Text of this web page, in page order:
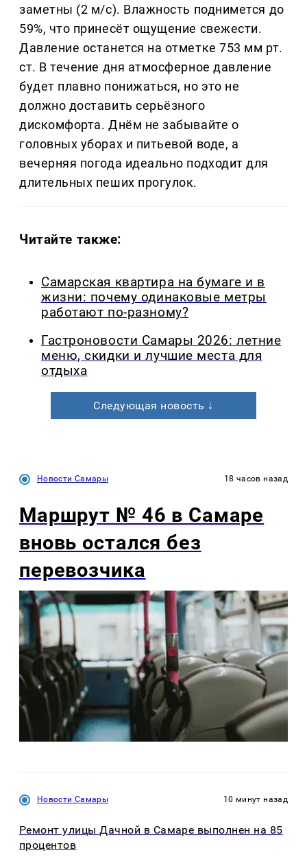
заметны (2 м/с). Влажность поднимется до
59%, что принесёт ощущение свежести.
Давление останется на отметке 753 мм рт.
ст. В течение дня атмосферное давление
будет плавно понижаться, но это не
должно доставить серьёзного
дискомфорта. Днём не забывайте о
головных уборах и питьевой воде, а
вечерняя погода идеально подходит для
длительных пеших прогулок.
Читайте также:
Самарская квартира на бумаге и в
жизни: почему одинаковые метры
работают по-разному?
Гастроновости Самары 2026: летние
меню, скидки и лучшие места для
отдыха
Следующая новость ↓
Новости Самары 18 часов назад
Маршрут № 46 в Самаре
вновь остался без
перевозчика
Новости Самары 10 минут назад
Ремонт улицы Дачной в Самаре выполнен на 85
процентов